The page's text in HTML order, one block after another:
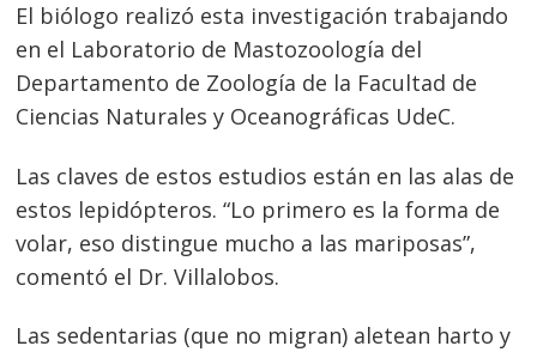
El biólogo realizó esta investigación trabajando
en el Laboratorio de Mastozoología del
Departamento de Zoología de la Facultad de
Ciencias Naturales y Oceanográficas UdeC.
Las claves de estos estudios están en las alas de
estos lepidópteros. “Lo primero es la forma de
volar, eso distingue mucho a las mariposas”,
comentó el Dr. Villalobos.
Las sedentarias (que no migran) aletean harto y